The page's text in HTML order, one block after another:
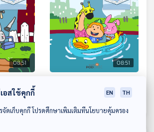
Application
08:51
ก
08:51
นิทานผสมภาษาพาสนุก
อสใช้คุกกี้ EN TH
จัดเก็บคุกกี้ โปรดศึกษาเพิ่มเติมที่นโยบายคุ้มครอง